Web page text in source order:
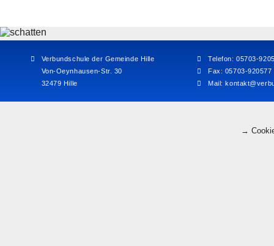
Verbundschule der Gemeinde Hille
Von-Oeynhausen-Str. 30
32479 Hille
Telefon: 05703-
Fax: 05703-920577
Mail:
→